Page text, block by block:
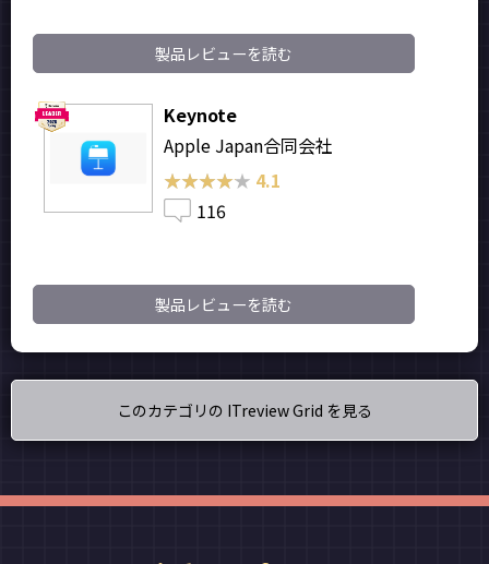
製品レビューを読む
Keynote
Apple Japan合同会社
★★★★★
★★★★★ 4.1
116
製品レビューを読む
このカテゴリの ITreview Grid を見る